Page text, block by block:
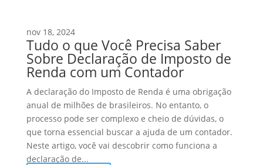
nov 18, 2024
Tudo o que Você Precisa Saber
Sobre Declaração de Imposto de
Renda com um Contador
A declaração do Imposto de Renda é uma obrigação
anual de milhões de brasileiros. No entanto, o
processo pode ser complexo e cheio de dúvidas, o
que torna essencial buscar a ajuda de um contador.
Neste artigo, você vai descobrir como funciona a
declaração de...